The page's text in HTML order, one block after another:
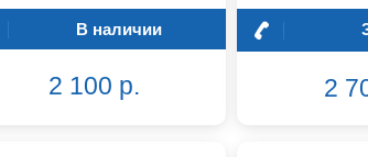
В наличии
2 100 р. 2